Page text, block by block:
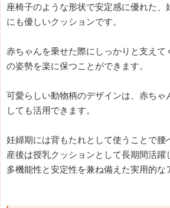
座椅子のような形状で安定感に優れた、
にも優しいクッションです。
赤ちゃんを乗せた際にしっかりと支えて
の姿勢を楽に保つことができます。
可愛らしい動物柄のデザインは、赤ちゃ
しても活用できます。
妊婦期には背もたれとして使うことで腰
産後は授乳クッションとして長期間活躍
多機能性と安定性を兼ね備えた実用的な